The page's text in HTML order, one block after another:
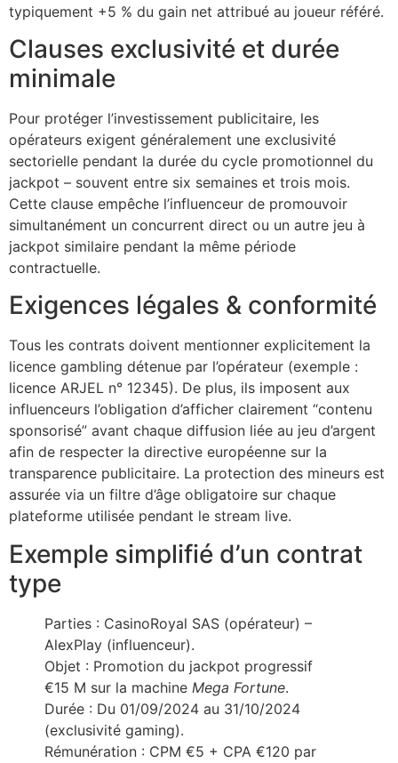
giriş
giriş
Panel
typiquement +5 % du gain net attribué au joueur référé.
Clauses exclusivité et durée
minimale
Pour protéger l’investissement publicitaire, les
opérateurs exigent généralement une exclusivité
sectorielle pendant la durée du cycle promotionnel du
jackpot – souvent entre six semaines et trois mois.
Cette clause empêche l’influenceur de promouvoir
simultanément un concurrent direct ou un autre jeu à
jackpot similaire pendant la même période
contractuelle.
Exigences légales & conformité
Tous les contrats doivent mentionner explicitement la
licence gambling détenue par l’opérateur (exemple :
licence ARJEL n° 12345). De plus, ils imposent aux
influenceurs l’obligation d’afficher clairement “contenu
sponsorisé” avant chaque diffusion liée au jeu d’argent
afin de respecter la directive européenne sur la
transparence publicitaire. La protection des mineurs est
assurée via un filtre d’âge obligatoire sur chaque
plateforme utilisée pendant le stream live.
Exemple simplifié d’un contrat
type
Parties : CasinoRoyal SAS (opérateur) –
AlexPlay (influenceur).
Objet : Promotion du jackpot progressif
€15 M sur la machine Mega Fortune.
Durée : Du 01/09/2024 au 31/10/2024
(exclusivité gaming).
Rémunération : CPM €5 + CPA €120 par